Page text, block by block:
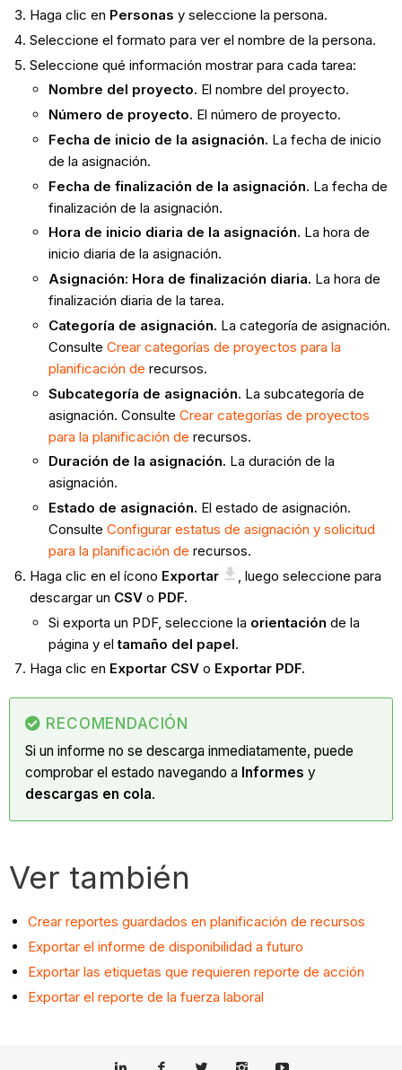
Haga clic en Personas y seleccione la persona.
Seleccione el formato para ver el nombre de la persona.
Seleccione qué información mostrar para cada tarea:
Nombre del proyecto. El nombre del proyecto.
Número de proyecto. El número de proyecto.
Fecha de inicio de la asignación. La fecha de inicio
de la asignación.
Fecha de finalización de la asignación. La fecha de
finalización de la asignación.
Hora de inicio diaria de la asignación. La hora de
inicio diaria de la asignación.
Asignación: Hora de finalización diaria. La hora de
finalización diaria de la tarea.
Categoría de asignación. La categoría de asignación.
Consulte Crear categorías de proyectos para la
planificación de recursos.
Subcategoría de asignación. La subcategoría de
asignación. Consulte Crear categorías de proyectos
para la planificación de recursos.
Duración de la asignación. La duración de la
asignación.
Estado de asignación. El estado de asignación.
Consulte Configurar estatus de asignación y solicitud
para la planificación de recursos.
Haga clic en el ícono Exportar
, luego seleccione para
descargar un CSVo PDF.
Si exporta un PDF, seleccione la orientación de la
página y eltamaño del papel.
Haga clic en Exportar CSVo Exportar PDF.
RECOMENDACIÓN
Si un informe no se descarga inmediatamente, puede
comprobar el estado navegando a Informes y
descargas en cola.
Ver también
Crear reportes guardados en planificación de recursos
Exportar el informe de disponibilidad a futuro
Exportar las etiquetas que requieren reporte de acción
Exportar el reporte de la fuerza laboral